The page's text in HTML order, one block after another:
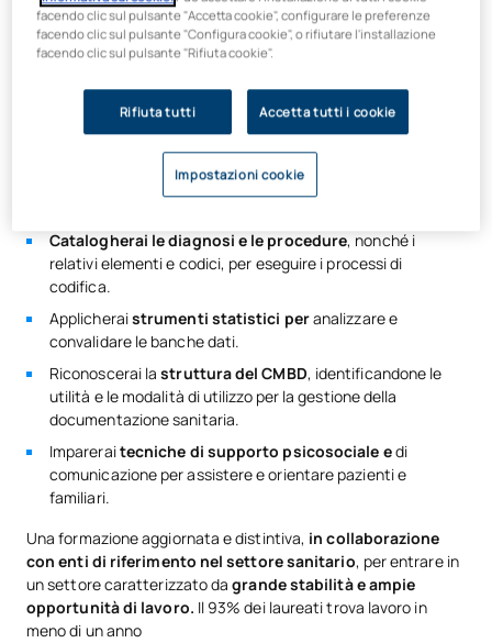
formazione amministrativa per moltiplicare le tue opportunità
nel settore sanitario. Nelcorso di formazione professionale
in Documentazione Sanitaria
L’approccioai processi gestionali più richiesti nelle
strutture sanitarie, con unaprospettiva aggiornata,
digitale e multidisciplinare.
Acquisirai familiarità con laterminologia clinica relativa
Catalogherai le diagnosi e le procedure, nonché i
relativi elementi e codici, per eseguire i processi di
codifica.
Applicheraistrumenti statistici peranalizzare e
convalidare le banche dati.
Riconoscerai lastruttura del CMBD, identificandone le
utilità e le modalità di utilizzo per la gestione della
documentazione sanitaria.
Impareraitecniche di supporto psicosociale edi
comunicazione per assistere e orientare pazienti e
familiari.
Una formazione aggiornata e distintiva, in collaborazione
con enti di riferimento nel settore sanitario, per entrare in
un settore caratterizzato dagrande stabilità e ampie
opportunità di lavoro. Il 93% dei laureati trova lavoro in
meno di un anno
facendo clic sul pulsante "Accetta cookie", configurare le preferenze
facendo clic sul pulsante "Configura cookie", o rifiutare l'installazione
facendo clic sul pulsante "Rifiuta cookie".
Rifiuta tutti Accetta tutti i cookie
Impostazioni cookie